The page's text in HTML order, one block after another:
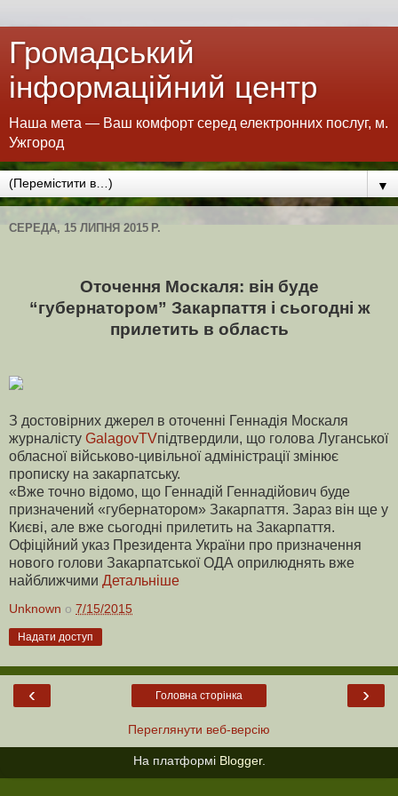
Громадський
інформаційний центр
Наша мета — Ваш комфорт серед електронних послуг, м.
Ужгород
▼
СЕРЕДА, 15 ЛИПНЯ 2015 Р.
Оточення Москаля: він буде
“губернатором” Закарпаття і сьогодні ж
прилетить в область
З достовірних джерел в оточенні Геннадія Москаля
журналісту GalagovTVпідтвердили, що голова Луганської
обласної військово-цивільної адміністрації змінює
прописку на закарпатську.
«Вже точно відомо, що Геннадій Геннадійович буде
призначений «губернатором» Закарпаття. Зараз він ще у
Києві, але вже сьогодні прилетить на Закарпаття.
Офіційний указ Президента України про призначення
нового голови Закарпатської ОДА оприлюднять вже
найближчими Детальніше
Unknown о 7/15/2015
Надати доступ
‹ ›
Головна сторінка
Переглянути веб-версію
На платформі Blogger.